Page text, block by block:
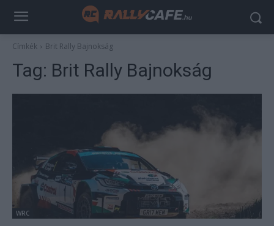
Címkék Brit Rally Bajnokság
Tag: Brit Rally Bajnokság
WRC